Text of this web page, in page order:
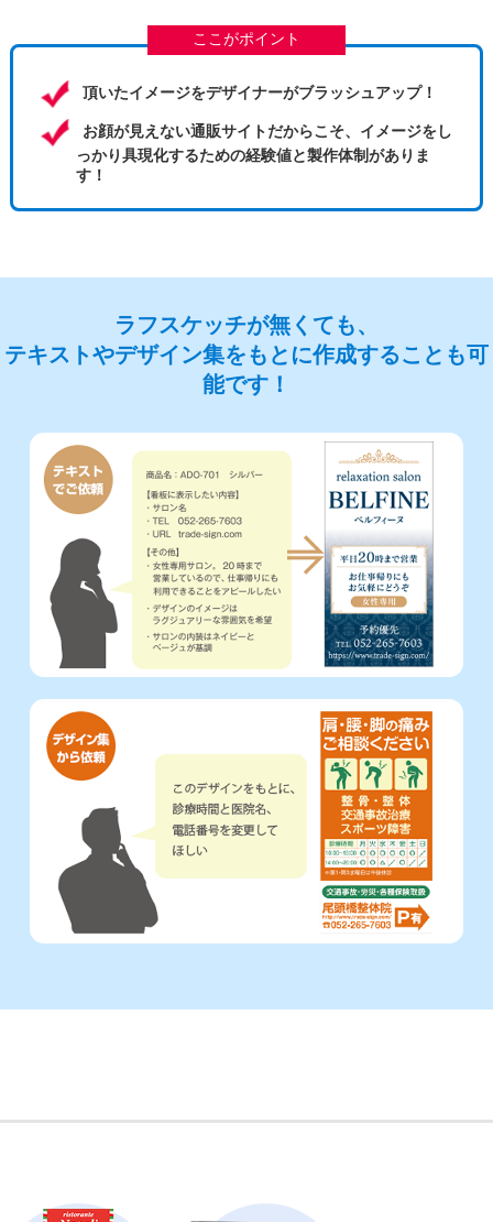
ここがポイント
頂いたイメージをデザイナーがブラッシュアップ！
お顔が見えない通販サイトだからこそ、イメージをし
っかり具現化するための経験値と製作体制がありま
す！
ラフスケッチが無くても、
テキストやデザイン集をもとに作成することも可
能です！